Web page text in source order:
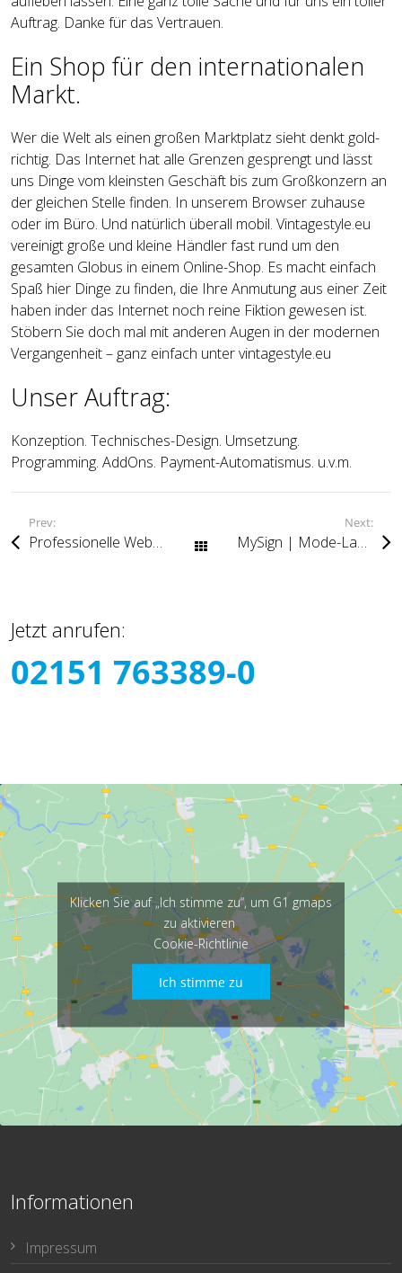
Auftrag. Danke für das Vertrauen.
Ein Shop für den internationalen
Markt.
Wer die Welt als einen großen Marktplatz sieht denkt gold-
richtig. Das Internet hat alle Grenzen gesprengt und lässt
uns Dinge vom kleinsten Geschäft bis zum Großkonzern an
der gleichen Stelle finden. In unserem Browser zuhause
oder im Büro. Und natürlich überall mobil. Vintagestyle.eu
vereinigt große und kleine Händler fast rund um den
gesamten Globus in einem Online-Shop. Es macht einfach
Spaß hier Dinge zu finden, die Ihre Anmutung aus einer Zeit
haben inder das Internet noch reine Fiktion gewesen ist.
Stöbern Sie doch mal mit anderen Augen in der modernen
Vergangenheit – ganz einfach unter vintagestyle.eu
Unser Auftrag:
Konzeption. Technisches-Design. Umsetzung.
Programming. AddOns. Payment-Automatismus. u.v.m.
Prev:
Professionelle Webseiten Alle Beiträge
Next:
MySign | Mode-Label
Jetzt anrufen:
02151 763389-0
Klicken Sie auf „Ich stimme zu“, um G1 gmaps
zu aktivieren
Cookie-Richtlinie
Ich stimme zu
Informationen
Impressum